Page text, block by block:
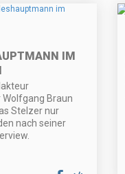
IM
Braun
Stelzer nur
nach seiner